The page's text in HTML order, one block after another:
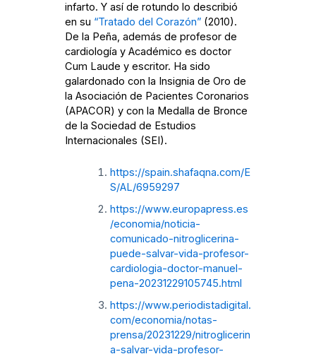
infarto. Y así de rotundo lo describió
en su “Tratado del Corazón” (2010).
De la Peña, además de profesor de
cardiología y Académico es doctor
Cum Laude y escritor. Ha sido
galardonado con la Insignia de Oro de
la Asociación de Pacientes Coronarios
(APACOR) y con la Medalla de Bronce
de la Sociedad de Estudios
Internacionales (SEI).
https://spain.shafaqna.com/E
S/AL/6959297
https://www.europapress.es
/economia/noticia-
comunicado-nitroglicerina-
puede-salvar-vida-profesor-
cardiologia-doctor-manuel-
pena-20231229105745.html
https://www.periodistadigital.
com/economia/notas-
prensa/20231229/nitroglicerin
a-salvar-vida-profesor-